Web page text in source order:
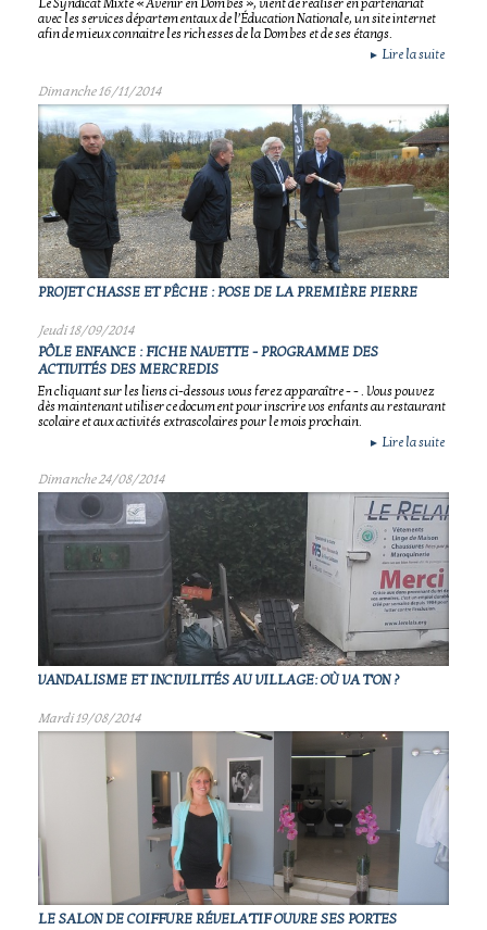
avec les services départementaux de l’Éducation Nationale, un site internet
afin de mieux connaitre les richesses de la Dombes et de ses étangs.
► Lire la suite
Dimanche 16/11/2014
PROJET CHASSE ET PÊCHE : POSE DE LA PREMIÈRE PIERRE
Jeudi 18/09/2014
PÔLE ENFANCE : FICHE NAVETTE - PROGRAMME DES
ACTIVITÉS DES MERCREDIS
En cliquant sur les liens ci-dessous vous ferez apparaître - - . Vous pouvez
dès maintenant utiliser ce document pour inscrire vos enfants au restaurant
scolaire et aux activités extrascolaires pour le mois prochain.
► Lire la suite
Dimanche 24/08/2014
VANDALISME ET INCIVILITÉS AU VILLAGE: OÙ VA T'ON ?
Mardi 19/08/2014
LE SALON DE COIFFURE RÉVELA'TIF OUVRE SES PORTES